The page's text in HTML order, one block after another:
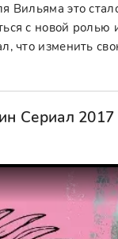
Вильяма это
с новой
что изменить
Сериал